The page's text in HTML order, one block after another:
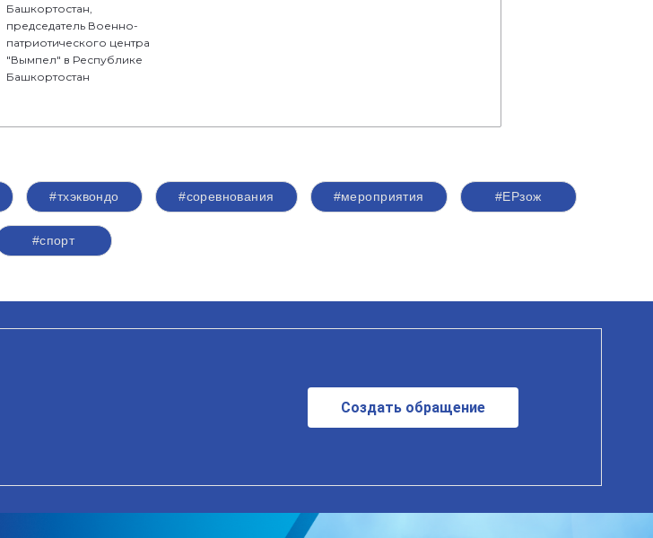
Башкортостан,
председатель Военно-
патриотического центра
"Вымпел" в Республике
Башкортостан
#тхэквондо #соревнования #мероприятия #ЕРзож
#спорт
Создать обращение